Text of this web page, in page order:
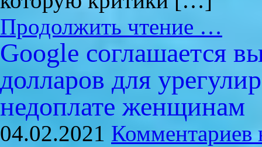
Продолжить чтение …
Google соглашается
долларов для
недоплате женщинам
04.02.2021 Комментариев